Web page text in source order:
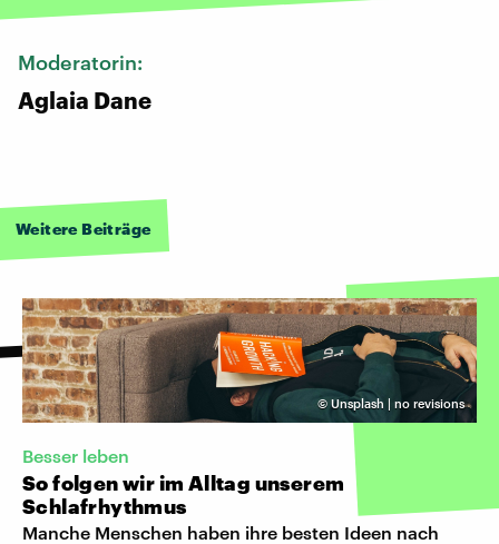
Moderatorin:
Aglaia Dane
Weitere Beiträge
© Unsplash | no revisions
Besser leben
So folgen wir im Alltag unserem
Schlafrhythmus
Manche Menschen haben ihre besten Ideen nach